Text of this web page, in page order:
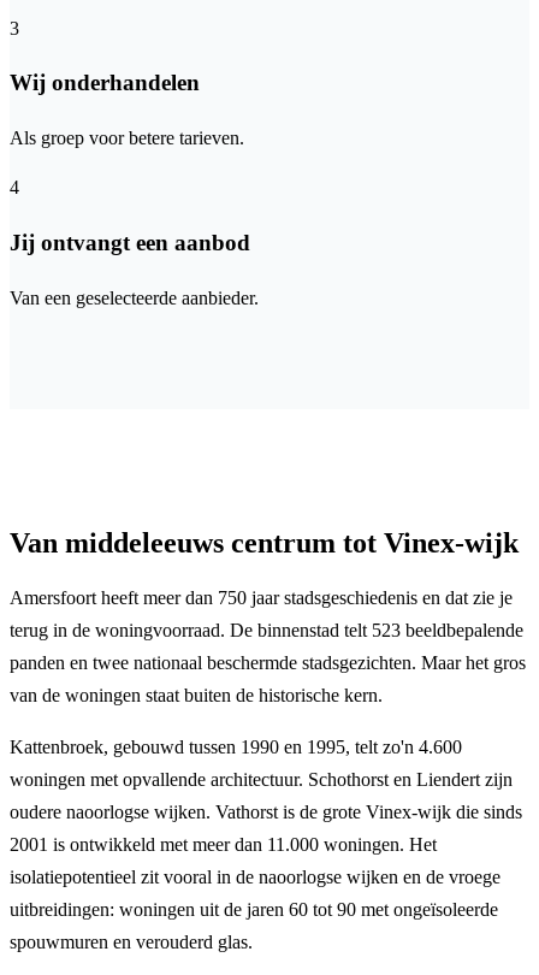
3
Wij onderhandelen
Als groep voor betere tarieven.
4
Jij ontvangt een aanbod
Van een geselecteerde aanbieder.
Van middeleeuws centrum tot Vinex-wijk
Amersfoort heeft meer dan 750 jaar stadsgeschiedenis en dat zie je
terug in de woningvoorraad. De binnenstad telt 523 beeldbepalende
panden en twee nationaal beschermde stadsgezichten. Maar het gros
van de woningen staat buiten de historische kern.
Kattenbroek, gebouwd tussen 1990 en 1995, telt zo'n 4.600
woningen met opvallende architectuur. Schothorst en Liendert zijn
oudere naoorlogse wijken. Vathorst is de grote Vinex-wijk die sinds
2001 is ontwikkeld met meer dan 11.000 woningen. Het
isolatiepotentieel zit vooral in de naoorlogse wijken en de vroege
uitbreidingen: woningen uit de jaren 60 tot 90 met ongeïsoleerde
spouwmuren en verouderd glas.